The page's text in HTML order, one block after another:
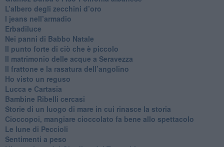
L’albero degli zecchini d’oro
​I jeans nell’armadio
Erbadiluce
Nei panni di Babbo Natale
​Il punto forte di ciò che è piccolo
​Il matrimonio delle acque a Seravezza
​Il frattone e la rasatura dell’angolino
​Ho visto un reguso
Lucca e Cartasia
Bambine Ribelli cercasi
Storie di un luogo di mare in cui rinasce la storia
Cioccopoi, mangiare cioccolato fa bene allo spettacolo
​Le lune di Peccioli
​Sentimenti a peso